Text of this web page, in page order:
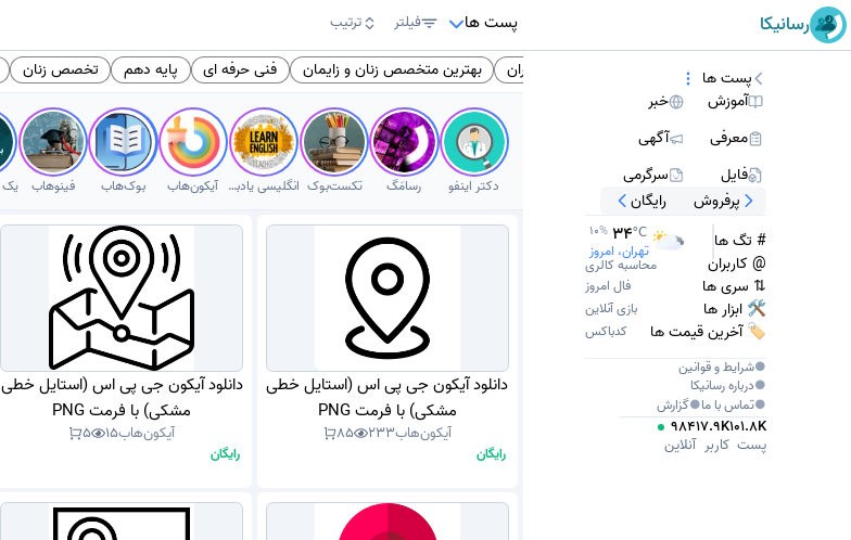
رسانیکا پست ها فیلتر ترتیب
انگلیسی کتاب انگلیسی پزشکان تهران بهترین متخصص زنان و زایمان فنی حرفه ای پایه دهم تخصص زنان
دکتر اینفو رسامَگ تکست‌بوک انگلیسی یادبگیر آیکون‌هاب بوک‌هاب فینوهاب
دانلود آیکون جی پی اس (استایل خطی
مشکی) با فرمت PNG
آیکون‌هاب233
85
رایگان
دانلود آیکون جی پی اس (استایل خطی
مشکی) با فرمت PNG
آیکون‌هاب15
5
رایگان
پست ها
آموزش
خبر
معرفی
آگهی
فایل
سرگرمی
پرفروش رایگان
# تگ ها 10% 34°C
تهران، امروز @ کاربران محاسبه کالری
⇅ سری ها فال امروز
🛠 ابزار ها بازی آنلاین
🏷️ آخرین قیمت ها
کدباکس
●شرایط و قوانین
●دربارهرسانیکا
●تماس با ما●گزارش
101.8K
پست
17.9K
کاربر
984
آنلاین